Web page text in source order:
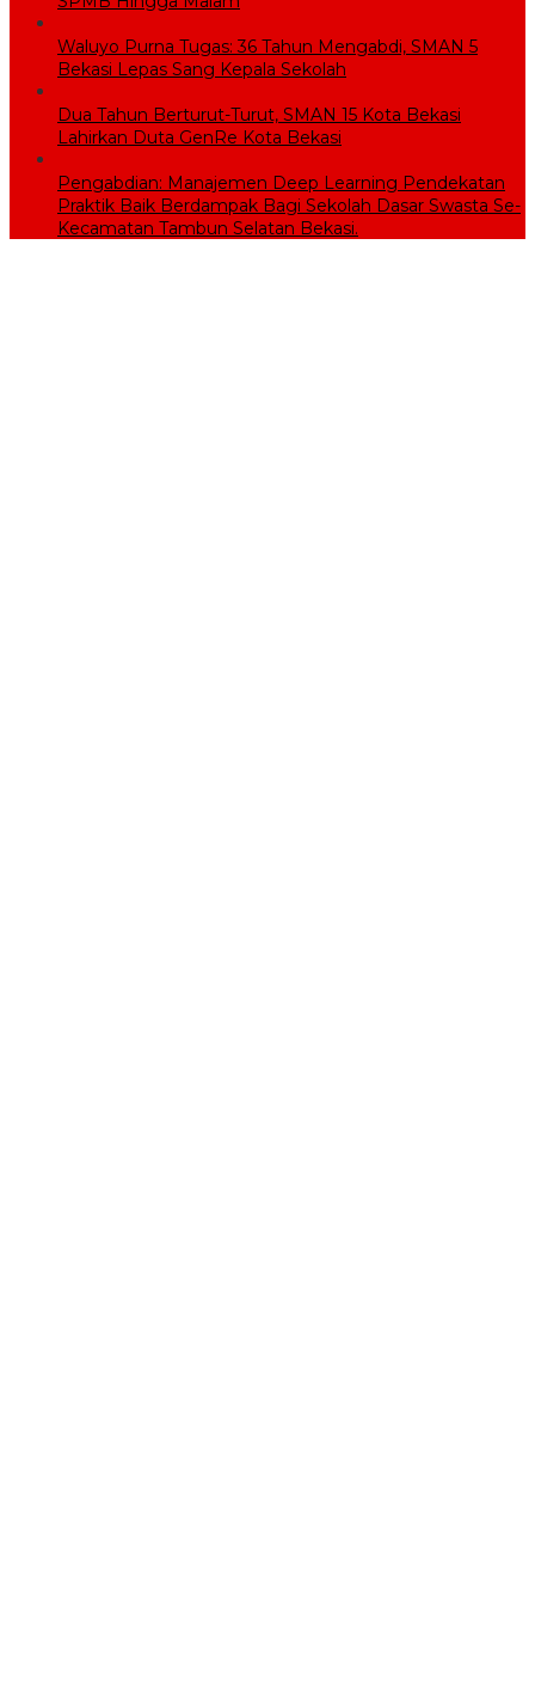
Waluyo Purna Tugas: 36 Tahun Mengabdi, SMAN 5
Bekasi Lepas Sang Kepala Sekolah
Dua Tahun Berturut-Turut, SMAN 15 Kota Bekasi
Lahirkan Duta GenRe Kota Bekasi
Pengabdian: Manajemen Deep Learning Pendekatan
Praktik Baik Berdampak Bagi Sekolah Dasar Swasta Se-
Kecamatan Tambun Selatan Bekasi.